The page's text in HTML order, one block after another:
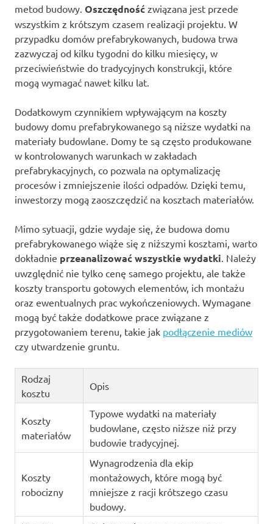
metod budowy. Oszczędność związana jest przede
wszystkim z krótszym czasem realizacji projektu. W
przypadku domów prefabrykowanych, budowa trwa
zazwyczaj od kilku tygodni do kilku miesięcy, w
przeciwieństwie do tradycyjnych konstrukcji, które
mogą wymagać nawet kilku lat.
Dodatkowym czynnikiem wpływającym na koszty
budowy domu prefabrykowanego są niższe wydatki na
materiały budowlane. Domy te są często produkowane
w kontrolowanych warunkach w zakładach
prefabrykacyjnych, co pozwala na optymalizację
procesów i zmniejszenie ilości odpadów. Dzięki temu,
inwestorzy mogą zaoszczędzić na kosztach materiałów.
Mimo sytuacji, gdzie wydaje się, że budowa domu
prefabrykowanego wiąże się z niższymi kosztami, warto
dokładnie przeanalizować wszystkie wydatki. Należy
uwzględnić nie tylko cenę samego projektu, ale także
koszty transportu gotowych elementów, ich montażu
oraz ewentualnych prac wykończeniowych. Wymagane
mogą być także dodatkowe prace związane z
przygotowaniem terenu, takie jak podłączenie mediów
czy utwardzenie gruntu.
Rodzaj
kosztu
Opis
Koszty
materiałów
Typowe wydatki na materiały
budowlane, często niższe niż przy
budowie tradycyjnej.
Koszty
robocizny
Wynagrodzenia dla ekip
montażowych, które mogą być
mniejsze z racji krótszego czasu
budowy.